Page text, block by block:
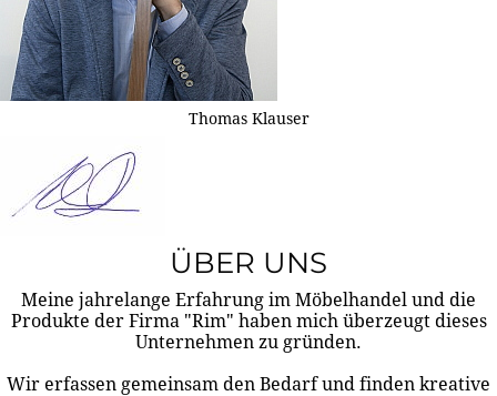
Thomas Klauser
ÜBER UNS
Meine jahrelange Erfahrung im Möbelhandel und die
Produkte der Firma "Rim" haben mich überzeugt dieses
Unternehmen zu gründen.
Wir erfassen gemeinsam den Bedarf und finden kreative